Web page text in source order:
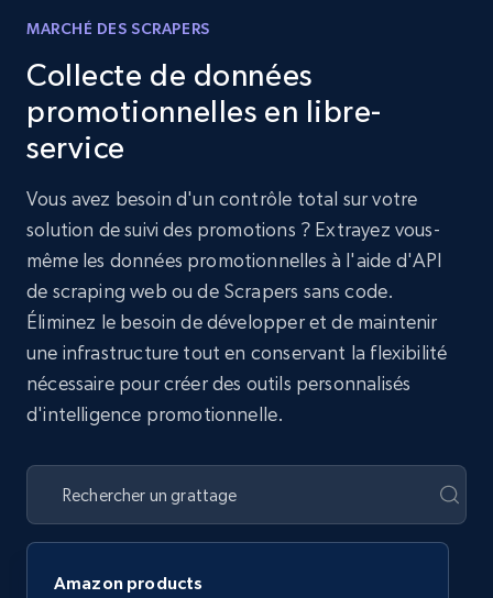
MARCHÉ DES SCRAPERS
Collecte de données
promotionnelles en libre-
service
Vous avez besoin d'un contrôle total sur votre
solution de suivi des promotions ? Extrayez vous-
même les données promotionnelles à l'aide d'API
de scraping web ou de Scrapers sans code.
Éliminez le besoin de développer et de maintenir
une infrastructure tout en conservant la flexibilité
nécessaire pour créer des outils personnalisés
d'intelligence promotionnelle.
Amazon products